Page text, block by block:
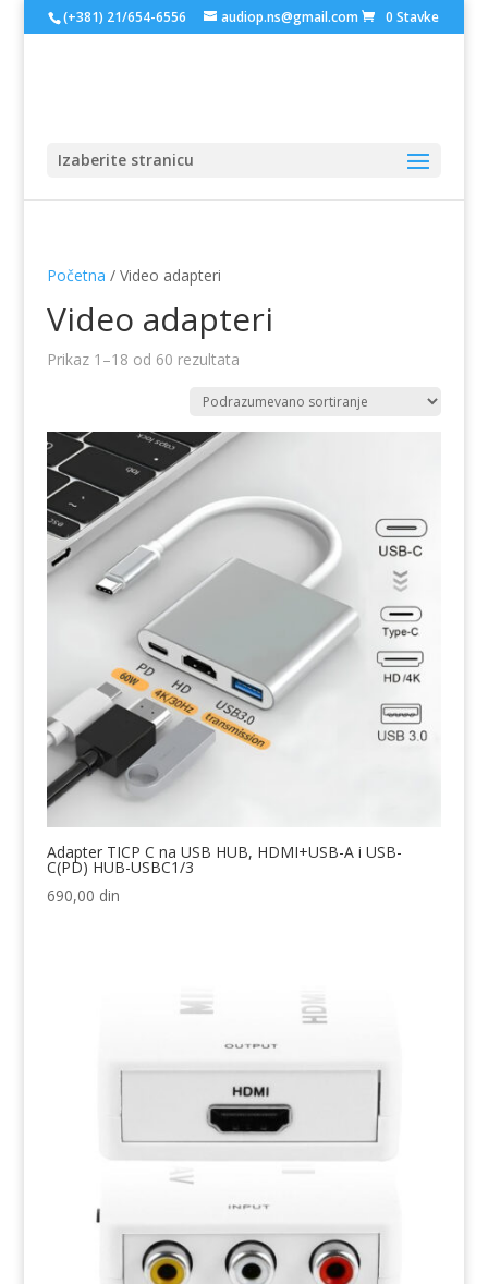
(+381) 21/654-6556 audiop.ns@gmail.com 0 Stavke
Izaberite stranicu
Početna / Video adapteri
Video adapteri
Prikaz 1–18 od 60 rezultata
Adapter TICP C na USB HUB, HDMI+USB-A i USB-
C(PD) HUB-USBC1/3
690,00 din